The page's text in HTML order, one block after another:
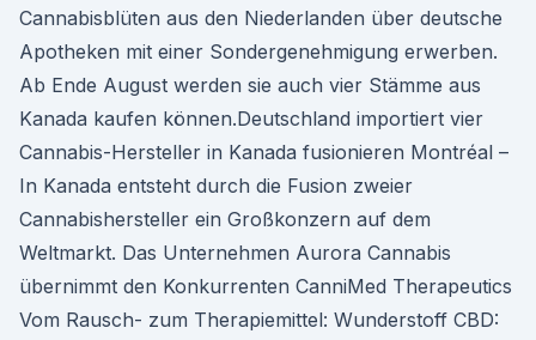
Cannabisblüten aus den Niederlanden über deutsche
Apotheken mit einer Sondergenehmigung erwerben.
Ab Ende August werden sie auch vier Stämme aus
Kanada kaufen können.Deutschland importiert vier
Cannabis-Hersteller in Kanada fusionieren Montréal –
In Kanada entsteht durch die Fusion zweier
Cannabishersteller ein Großkonzern auf dem
Weltmarkt. Das Unternehmen Aurora Cannabis
übernimmt den Konkurrenten CanniMed Therapeutics
Vom Rausch- zum Therapiemittel: Wunderstoff CBD: